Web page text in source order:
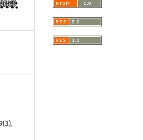
(3),